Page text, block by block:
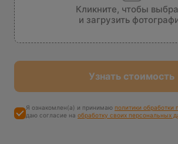
Кликните, чтобы
и загрузить
Узнать стоимость
Я ознакомлен(а) и принимаю политики
даю согласие на обработку своих персональных